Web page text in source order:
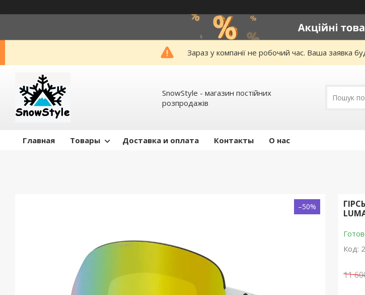
Зараз у компанії не робочий час. Ваша заявка
SnowStyle - магазин постійних
розпродажів
Главная Товары Доставка и оплата Контакты О нас
–50%
Код:
11